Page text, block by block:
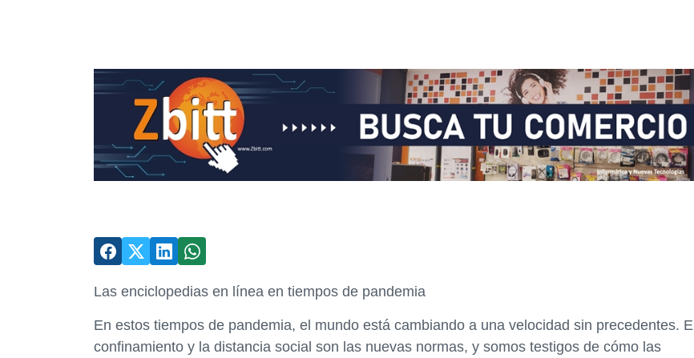
Las enciclopedias en línea en tiempos de pandemia
En estos tiempos de pandemia, el mundo está cambiando a una velocidad sin precedentes. El
confinamiento y la distancia social son las nuevas normas, y somos testigos de cómo las